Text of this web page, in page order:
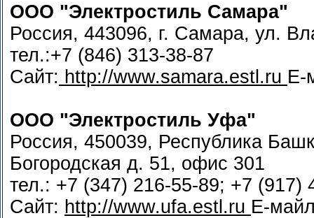
ООО "Электростиль Самара"
Россия, 443096, г. Самара, ул.
тел.:+7 (846) 313-38-87
Сайт: http://www.samara.estl.ru Е-
ООО "Электростиль Уфа"
Россия, 450039, Республика
Богородская д. 51, офис 301
тел.: +7 (347) 216-55-89; +7 (917)
Сайт: http://www.ufa.estl.ru Е-